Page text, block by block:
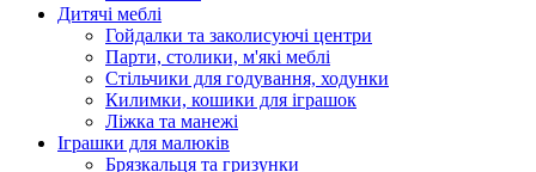
Дитячі меблі
Гойдалки та заколисуючі центри
Парти, столики, м'які меблі
Стільчики для годування, ходунки
Килимки, кошики для іграшок
Ліжка та манежі
Іграшки для малюків
Брязкальця та гризунки